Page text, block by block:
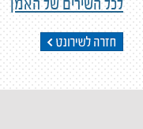
לכל השירים של האמן